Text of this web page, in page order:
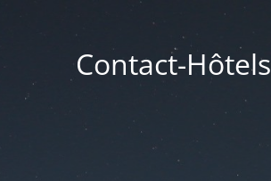
Contact-Hôtels